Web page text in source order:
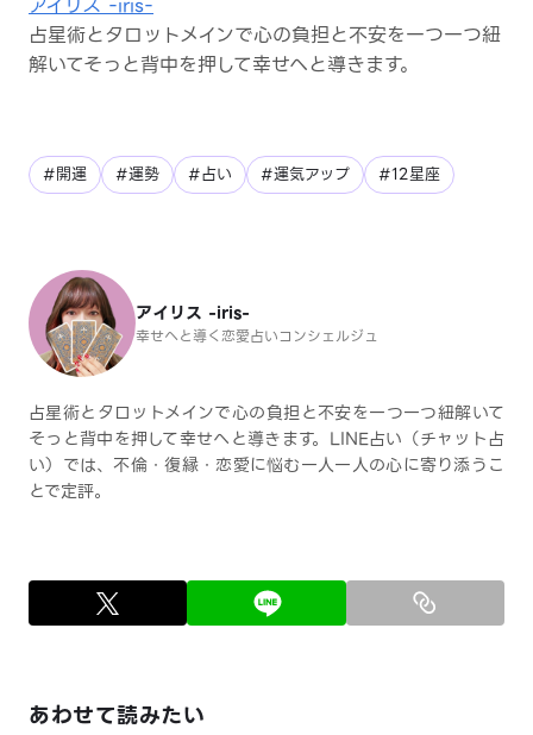
占星術とタロットメインで心の負担と不安を一つ一つ紐
解いてそっと背中を押して幸せへと導きます。
#開運 #運勢 #占い #運気アップ #12星座
アイリス -iris-
幸せへと導く恋愛占いコンシェルジュ
占星術とタロットメインで心の負担と不安を一つ一つ紐解いて
そっと背中を押して幸せへと導きます。LINE占い（チャット占
い）では、不倫・復縁・恋愛に悩む一人一人の心に寄り添うこ
とで定評。
あわせて読みたい